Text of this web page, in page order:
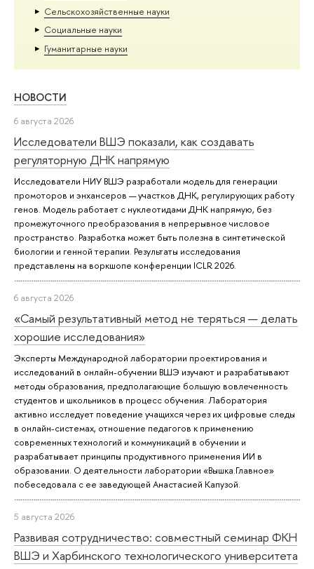
Сельскохозяйственные науки
Социальные науки
Гуманитарные науки
НОВОСТИ
6 августа 2026
Исследователи ВШЭ показали, как создавать
регуляторную ДНК напрямую
Исследователи НИУ ВШЭ разработали модель для генерации
промоторов и энхансеров — участков ДНК, регулирующих работу
генов. Модель работает с нуклеотидами ДНК напрямую, без
промежуточного преобразования в непрерывное числовое
пространство. Разработка может быть полезна в синтетической
биологии и генной терапии. Результаты исследования
представлены на воркшопе конференции ICLR 2026.
6 августа 2026
«Самый результативный метод не теряться — делать
хорошие исследования»
Эксперты Международной лаборатории проектирования и
исследований в онлайн-обучении ВШЭ изучают и разрабатывают
методы образования, предполагающие большую вовлеченность
студентов и школьников в процесс обучения. Лаборатория
активно исследует поведение учащихся через их цифровые следы
в онлайн-системах, отношение педагогов к применению
современных технологий и коммуникаций в обучении и
разрабатывает принципы продуктивного применения ИИ в
образовании. О деятельности лаборатории «Вышка.Главное»
побеседовала с ее заведующей Анастасией Капузой.
5 августа 2026
Развивая сотрудничество: совместный семинар ФКН
ВШЭ и Харбинского технологического университета